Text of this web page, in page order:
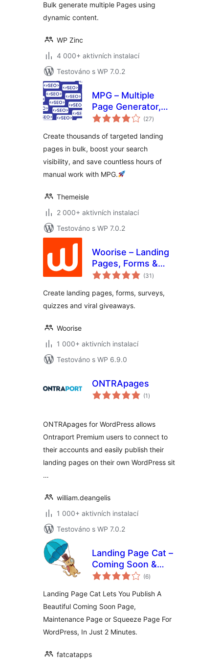
Bulk generate multiple Pages using
dynamic content.
WP Zinc
4 000+ aktivních instalací
Testováno s WP 7.0.2
MPG – Multiple
Page Generator,
Bulk Landing Pages
SEO
(27celkové
hodnocení
)
Create thousands of targeted landing
pages in bulk, boost your search
visibility, and save countless hours of
manual work with MPG.
Themeisle
2 000+ aktivních instalací
Testováno s WP 7.0.2
Woorise – Landing
Pages, Forms &
Surveys
(31 celkové
hodnocení
)
Create landing pages, forms, surveys,
quizzes and viral giveaways.
Woorise
1 000+ aktivních instalací
Testováno s WP 6.9.0
ONTRApages
(1 celkové
hodnocení
)
ONTRApages for WordPress allows
Ontraport Premium users to connect to
their accounts and easily publish their
landing pages on their own WordPress sit
…
william.deangelis
1 000+ aktivních instalací
Testováno s WP 7.0.2
Landing Page Cat –
Coming Soon &
Maintenance Pages
(6celkové
hodnocení
)
Landing Page Cat Lets You Publish A
Beautiful Coming Soon Page,
Maintenance Page or Squeeze Page For
WordPress, In Just 2 Minutes.
fatcatapps